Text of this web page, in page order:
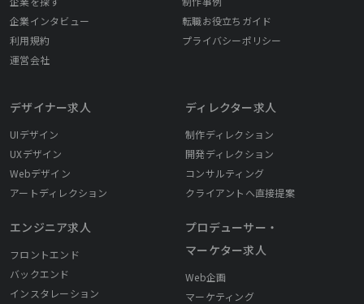
企業インタビュー
転職お役立ちガイド
利用規約
プライバシーポリシー
運営会社
デザイナー求人
UIデザイン
UXデザイン
Webデザイン
アートディレクション
エンジニア求人
フロントエンド
バックエンド
インスタレーション
ディレクター求人
制作ディレクション
開発ディレクション
コンサルティング
クライアントへ直接提案
プロデューサー・
マーケター求人
Web企画
マーケティング